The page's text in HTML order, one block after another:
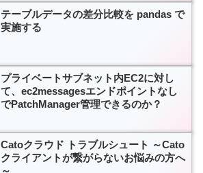
テーブルデータの差分比較を pandas で
実施する
プライベートサブネット内EC2に対し
て、ec2messagesエンドポイントなし
でPatchManager管理できるのか？
Catoクラウド トラブルシュート ～Cato
クライアントが繋がらないお悩みの方へ
～